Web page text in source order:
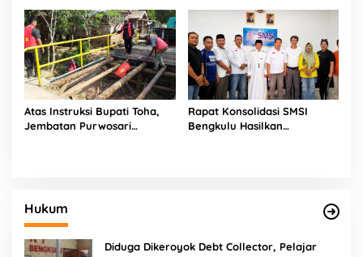
Polda
Atas Instruksi Bupati Toha,
Jembatan Purwosari
Rapat Konsolidasi SMSI
Bengkulu Hasilkan
Hukum
Diduga Dikeroyok Debt Collector, Pelajar